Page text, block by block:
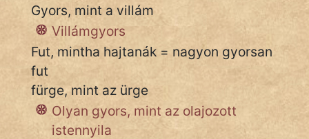
FILM
ÉLETMÓD
MAGYARSÁG
És
TÖRTÉNELEM
Gyors, mint a villám
Villámgyors
Fut, mintha hajtanák = nagyon gyorsan
fut
fürge, mint az ürge
Olyan gyors, mint az olajozott
istennyila